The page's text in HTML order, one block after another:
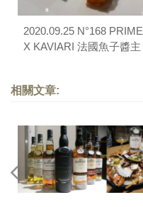
2020.09.25 N°168 PRIME
X KAVIARI 法國魚子醬主
相關文章: